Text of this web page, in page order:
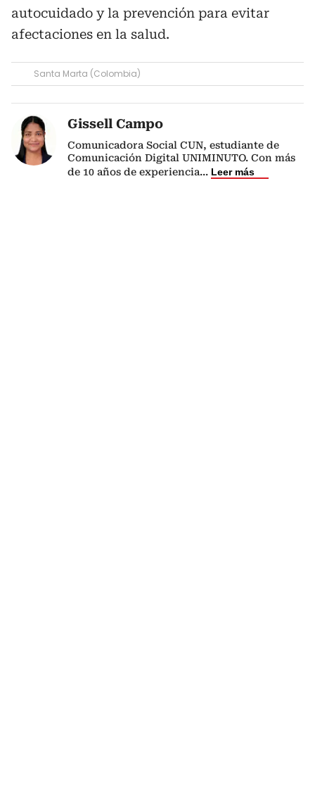
autocuidado y la prevención para evitar
afectaciones en la salud.
Santa Marta (Colombia)
Gissell Campo
Comunicadora Social CUN, estudiante de
Comunicación Digital UNIMINUTO. Con más
de 10 años de experiencia... Leer más